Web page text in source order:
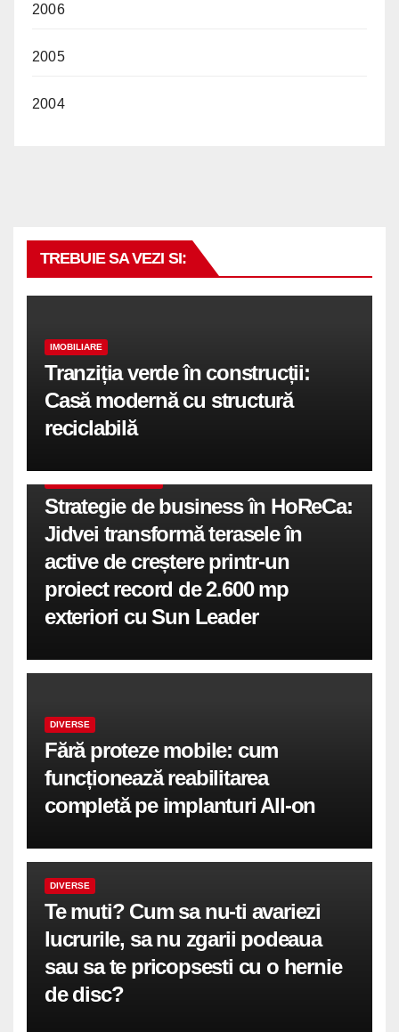
2006
2005
2004
TREBUIE SA VEZI SI:
IMOBILIARE
Tranziția verde în construcții:
Casă modernă cu structură
reciclabilă
Strategie de business în HoReCa:
Jidvei transformă terasele în
active de creștere printr-un
proiect record de 2.600 mp
exteriori cu Sun Leader
DIVERSE
Fără proteze mobile: cum
funcționează reabilitarea
completă pe implanturi All-on
DIVERSE
Te muti? Cum sa nu-ti avariezi
lucrurile, sa nu zgarii podeaua
sau sa te pricopsesti cu o hernie
de disc?